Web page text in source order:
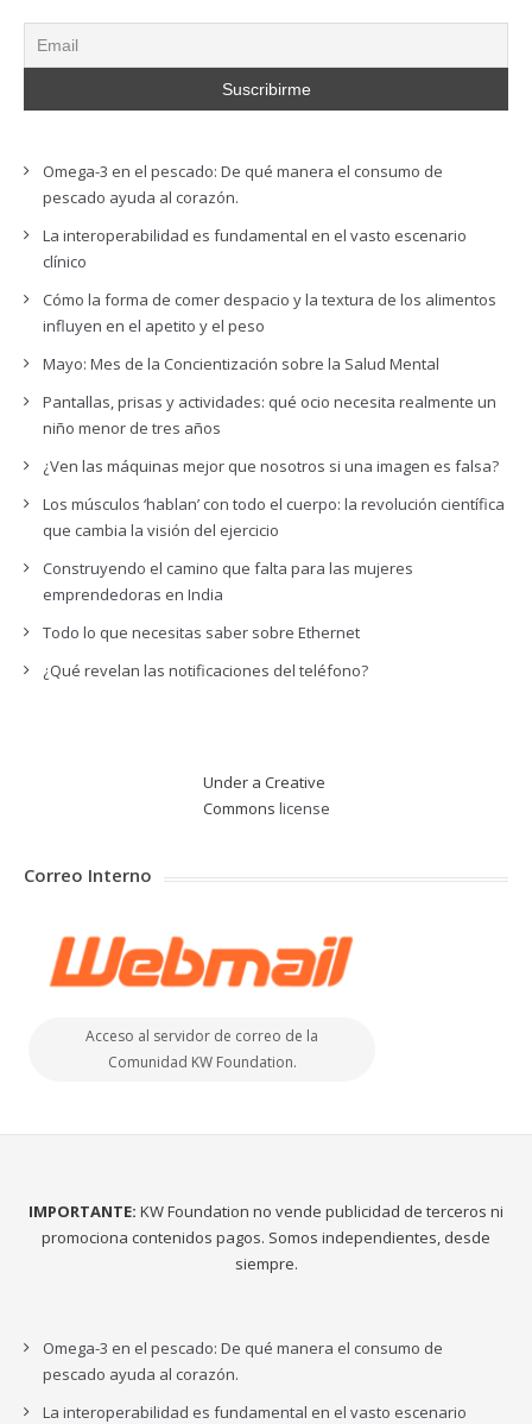
Omega-3 en el pescado: De qué manera el consumo de
pescado ayuda al corazón.
La interoperabilidad es fundamental en el vasto escenario
clínico
Cómo la forma de comer despacio y la textura de los alimentos
influyen en el apetito y el peso
Mayo: Mes de la Concientización sobre la Salud Mental
Pantallas, prisas y actividades: qué ocio necesita realmente un
niño menor de tres años
¿Ven las máquinas mejor que nosotros si una imagen es falsa?
Los músculos ‘hablan’ con todo el cuerpo: la revolución científica
que cambia la visión del ejercicio
Construyendo el camino que falta para las mujeres
emprendedoras en India
Todo lo que necesitas saber sobre Ethernet
¿Qué revelan las notificaciones del teléfono?
Under a Creative
Commons license
Correo Interno
Acceso al servidor de correo de la
Comunidad KW Foundation.
IMPORTANTE: KW Foundation no vende publicidad de terceros ni
promociona contenidos pagos. Somos independientes, desde
siempre.
Omega-3 en el pescado: De qué manera el consumo de
pescado ayuda al corazón.
La interoperabilidad es fundamental en el vasto escenario